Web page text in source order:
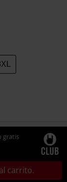
gratis
carrito.